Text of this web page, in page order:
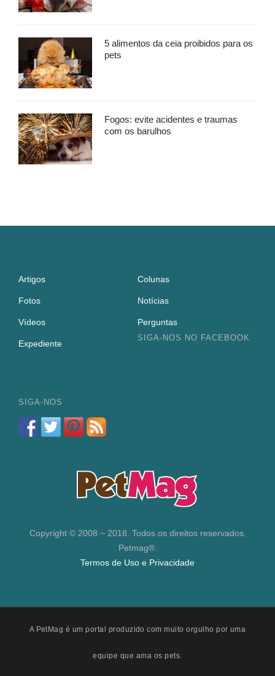
5 alimentos da ceia proibidos para os
pets
Fogos: evite acidentes e traumas
com os barulhos
Artigos Colunas
Fotos Notícias
Vídeos Perguntas
Expediente
SIGA-NOS NO FACEBOOK
SIGA-NOS
Copyright © 2008 ~ 2018. Todos os direitos reservados.
Petmag®.
Termos de Uso e Privacidade
A PetMag é um portal produzido com muito orgulho por uma
equipe que ama os pets.